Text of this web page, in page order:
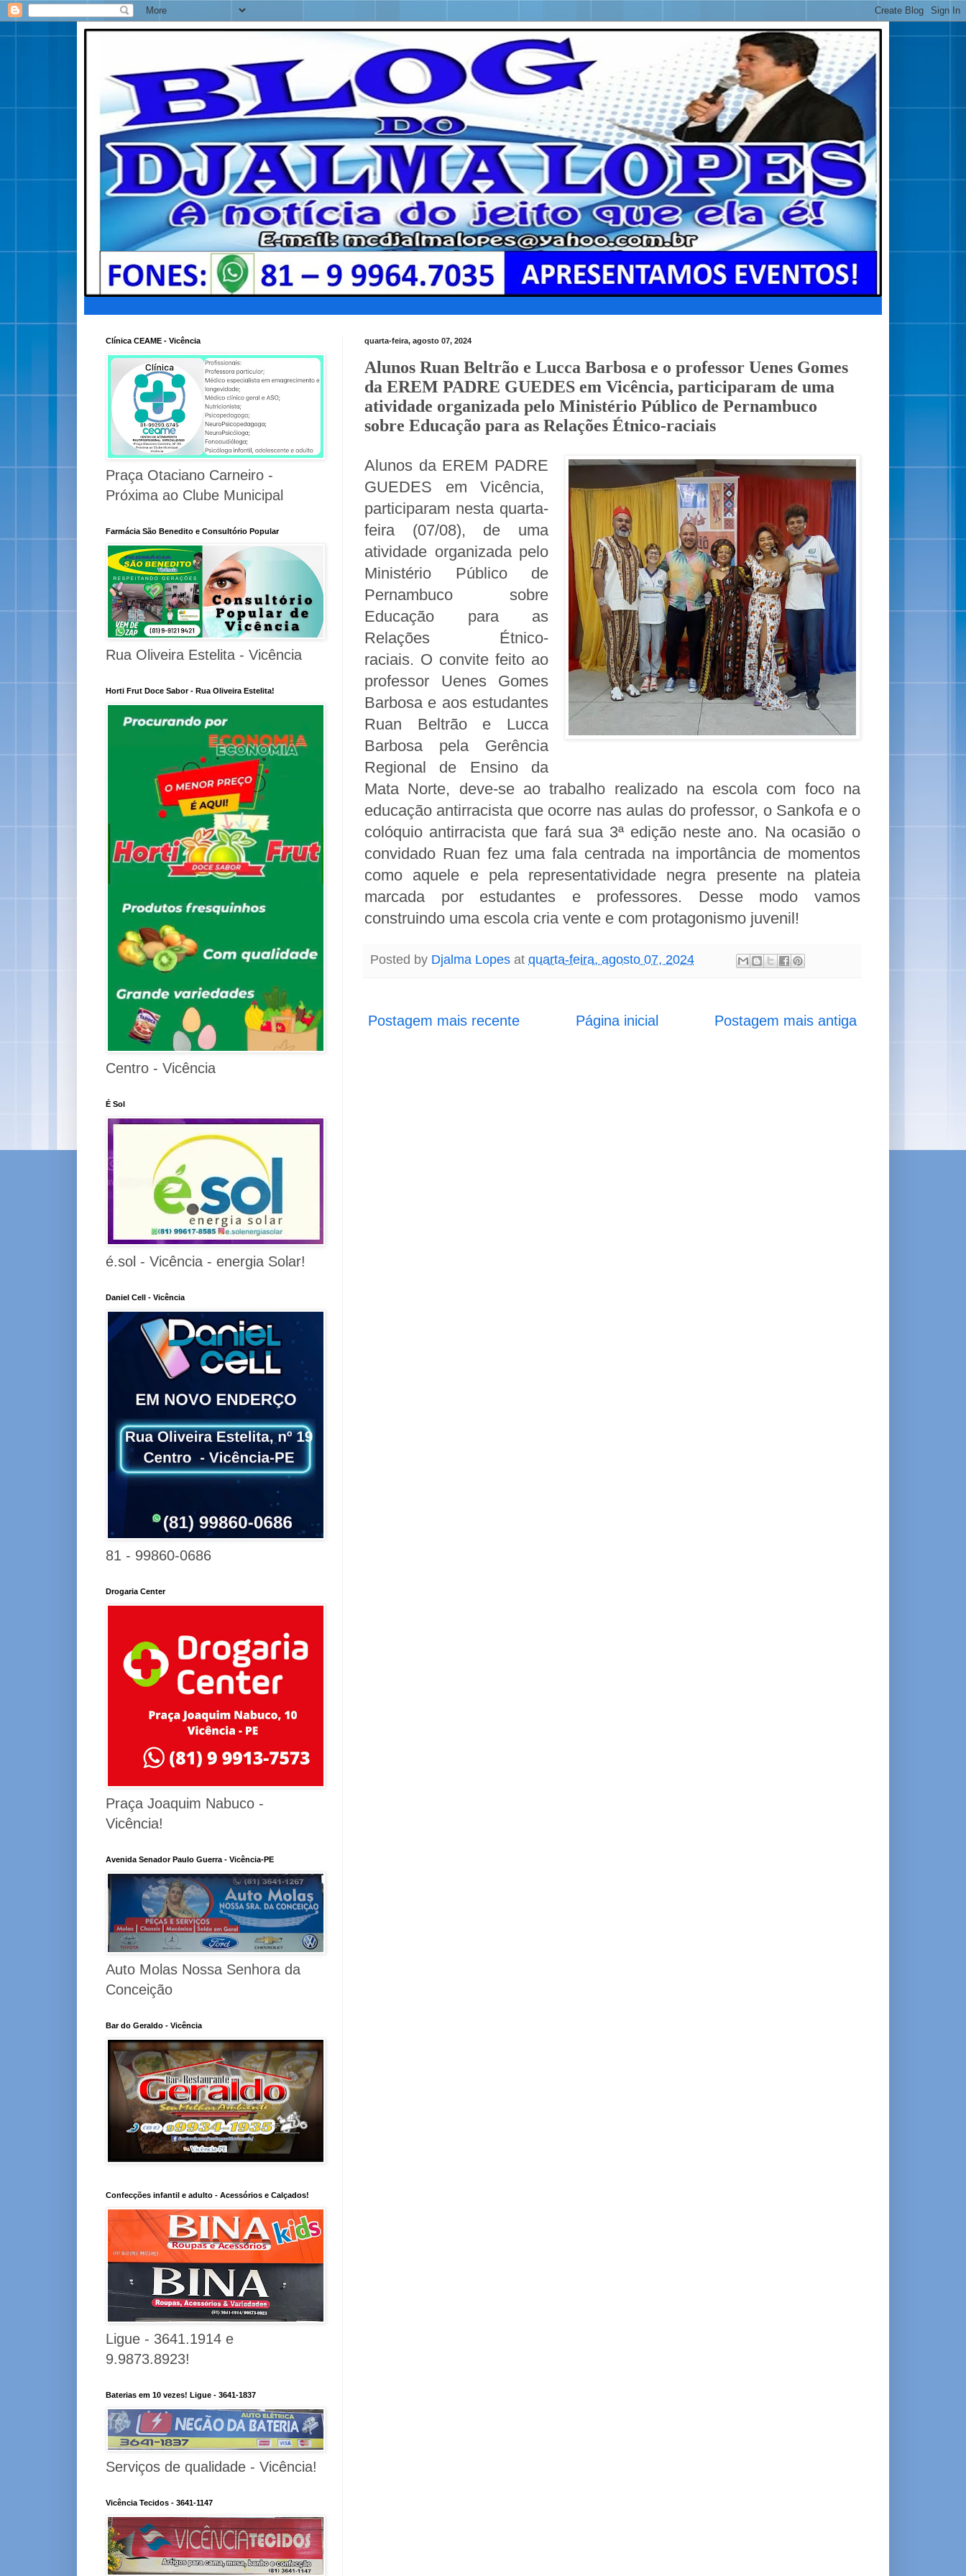
quarta-feira, agosto 07, 2024
Alunos Ruan Beltrão e Lucca Barbosa e o professor Uenes Gomes
da EREM PADRE GUEDES em Vicência, participaram de uma
atividade organizada pelo Ministério Público de Pernambuco
sobre Educação para as Relações Étnico-raciais
Alunos da EREM PADRE
GUEDES em Vicência,
participaram nesta quarta-
feira (07/08), de uma
atividade organizada pelo
Ministério Público de
Pernambuco sobre
Educação para as
Relações Étnico-
raciais. O convite feito ao
professor Uenes Gomes
Barbosa e aos estudantes
Ruan Beltrão e Lucca
Barbosa pela Gerência
Regional de Ensino da
Mata Norte, deve-se ao trabalho realizado na escola com foco na
educação antirracista que ocorre nas aulas do professor, o Sankofa e o
colóquio antirracista que fará sua 3ª edição neste ano. Na ocasião o
convidado Ruan fez uma fala centrada na importância de momentos
como aquele e pela representatividade negra presente na plateia
marcada por estudantes e professores. Desse modo vamos
construindo uma escola cria vente e com protagonismo juvenil!
Posted by Djalma Lopes at quarta-feira, agosto 07, 2024
Postagem mais recente Postagem mais antiga
Página inicial
Clínica CEAME - Vicência
Praça Otaciano Carneiro -
Próxima ao Clube Municipal
Farmácia São Benedito e Consultório Popular
Rua Oliveira Estelita - Vicência
Horti Frut Doce Sabor - Rua Oliveira Estelita!
Centro - Vicência
É Sol
é.sol - Vicência - energia Solar!
Daniel Cell - Vicência
81 - 99860-0686
Drogaria Center
Praça Joaquim Nabuco -
Vicência!
Avenida Senador Paulo Guerra - Vicência-PE
Auto Molas Nossa Senhora da
Conceição
Bar do Geraldo - Vicência
Confecções infantil e adulto - Acessórios e Calçados!
Ligue - 3641.1914 e
9.9873.8923!
Baterias em 10 vezes! Ligue - 3641-1837
Serviços de qualidade - Vicência!
Vicência Tecidos - 3641-1147